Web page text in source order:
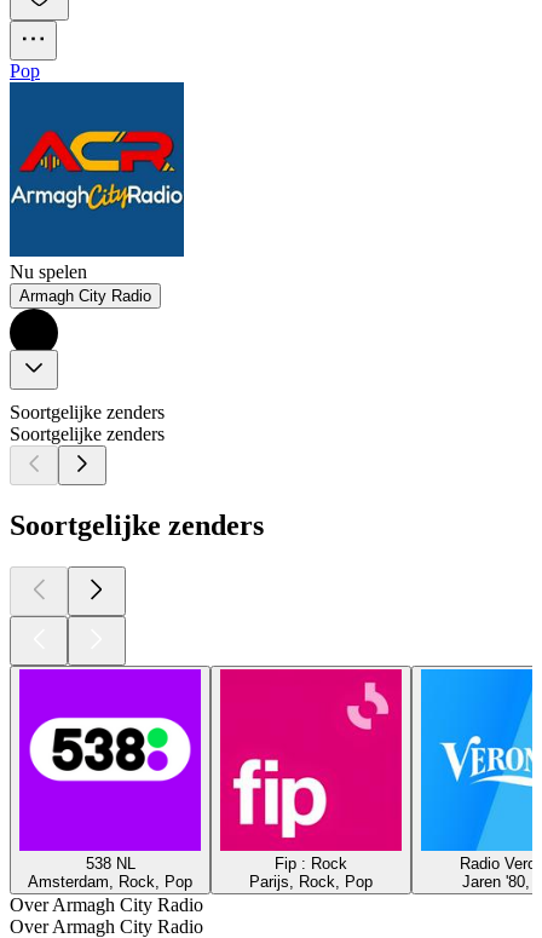
Pop
Nu spelen
Armagh City Radio
Soortgelijke zenders
Soortgelijke zenders
Soortgelijke zenders
538 NL
Amsterdam, Rock, Pop
Fip : Rock
Parijs, Rock, Pop
Radio
Jaren '80,
Over Armagh City Radio
Over Armagh City Radio